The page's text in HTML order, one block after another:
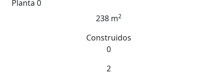
Planta 0
238 m2
Construidos
0
2